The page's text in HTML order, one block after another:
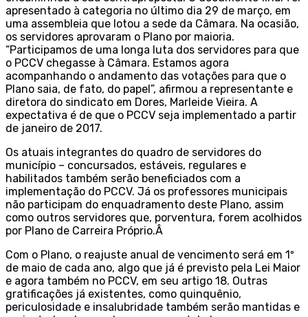
apresentado à categoria no último dia 29 de março, em
uma assembleia que lotou a sede da Câmara. Na ocasião,
os servidores aprovaram o Plano por maioria.
“Participamos de uma longa luta dos servidores para que
o PCCV chegasse à Câmara. Estamos agora
acompanhando o andamento das votações para que o
Plano saia, de fato, do papel”, afirmou a representante e
diretora do sindicato em Dores, Marleide Vieira. A
expectativa é de que o PCCV seja implementado a partir
de janeiro de 2017.
Os atuais integrantes do quadro de servidores do
município – concursados, estáveis, regulares e
habilitados também serão beneficiados com a
implementação do PCCV. Já os professores municipais
não participam do enquadramento deste Plano, assim
como outros servidores que, porventura, forem acolhidos
por Plano de Carreira Próprio.Â
Com o Plano, o reajuste anual de vencimento será em 1º
de maio de cada ano, algo que já é previsto pela Lei Maior
e agora também no PCCV, em seu artigo 18. Outras
gratificações já existentes, como quinquênio,
periculosidade e insalubridade também serão mantidas e